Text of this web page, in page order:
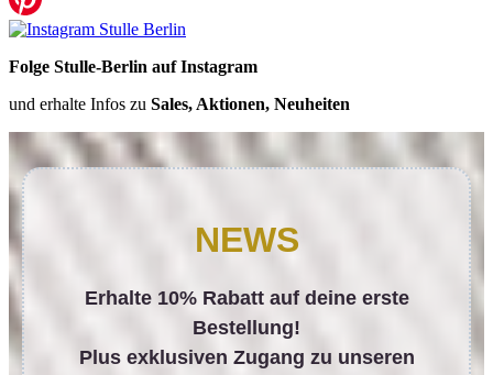
Folge Stulle-Berlin auf Instagram
und erhalte Infos zu Sales, Aktionen, Neuheiten
NEWS
Erhalte 10% Rabatt auf deine erste
Bestellung!
Plus exklusiven Zugang zu unseren